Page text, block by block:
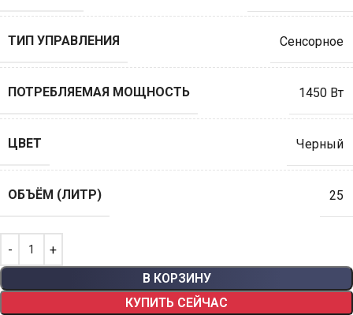
ТИП УПРАВЛЕНИЯ Сенсорное
ПОТРЕБЛЯЕМАЯ МОЩНОСТЬ 1450 Вт
ЦВЕТ Черный
ОБЪЁМ (ЛИТР) 25
В КОРЗИНУ
КУПИТЬ СЕЙЧАС